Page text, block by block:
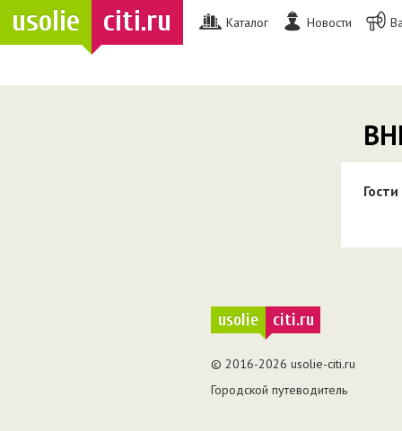
usolie citi.ru Каталог Новости
Гости
usolie citi.ru
© 2016-2026 usolie-citi.ru
Городской путеводитель